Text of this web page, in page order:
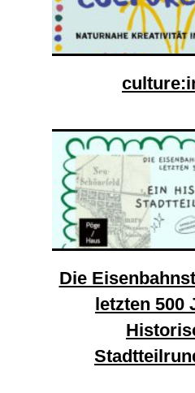
Die
letzten 500